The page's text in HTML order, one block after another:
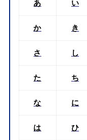
あ い
か き
さ し
た ち
な に
は ひ